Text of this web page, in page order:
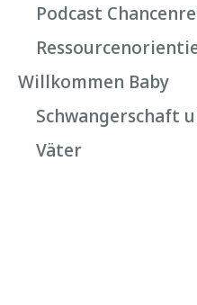
Podcast
Willkommen Baby
Schwangerschaft
Väter